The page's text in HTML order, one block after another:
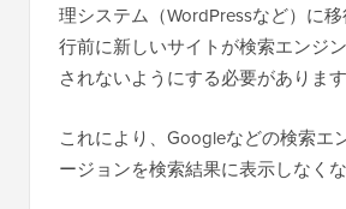
理システム（WordPressなど）に
行前に新しいサイトが検索エンジ
されないようにする必要があります
これにより、Googleなどの検索エ
ージョンを検索結果に表示しなくな